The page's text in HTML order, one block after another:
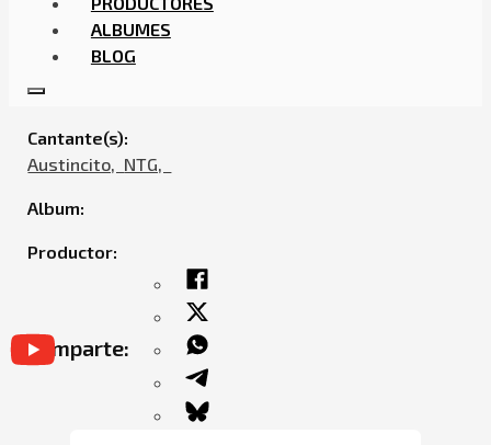
ALBUMES
BLOG
Cantante(s):
Austincito,ㅤㅤ NTG,ㅤㅤ
Album:
Productor:
Comparte: